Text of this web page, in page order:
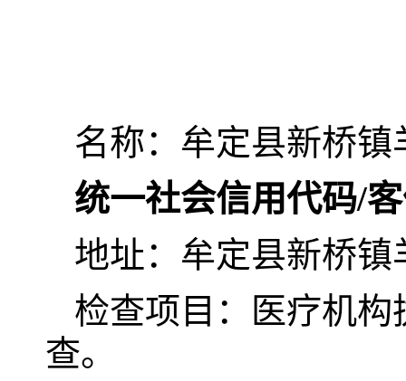
名称：牟定县新桥镇
统一社会信用代码/
地址：牟定县新桥镇
检查项目：医疗机
查。